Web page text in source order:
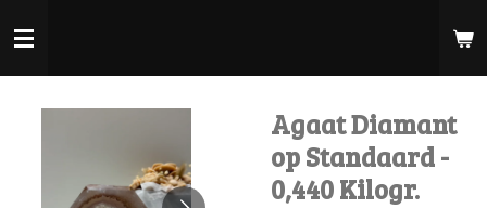
direct
Agaat Diamant
op Standaard -
0,440 Kilogr.